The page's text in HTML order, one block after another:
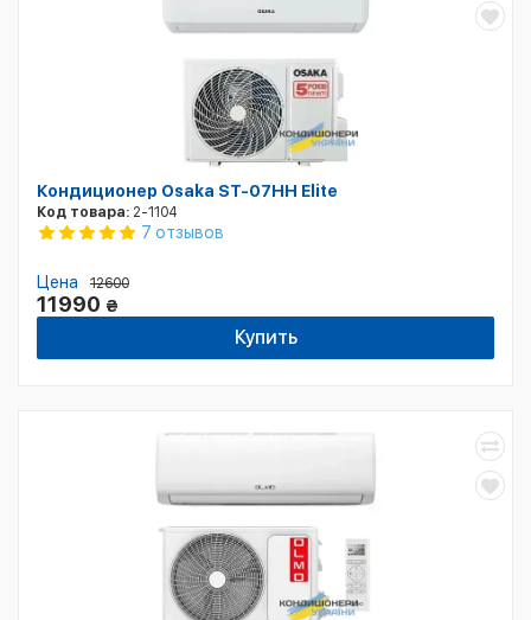
Кондиционер Osaka ST-07HH Elite
Код товара: 2-1104
7 отзывов
Цена 12600
11990 ₴
Купить